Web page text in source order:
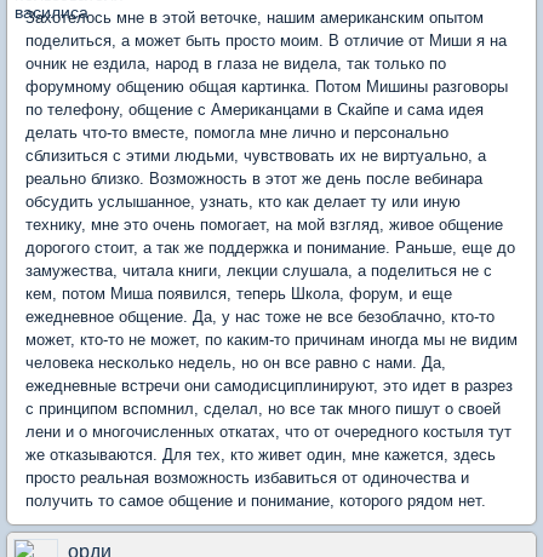
Захотелось мне в этой веточке, нашим американским опытом
поделиться, а может быть просто моим. В отличие от Миши я на
очник не ездила, народ в глаза не видела, так только по
форумному общению общая картинка. Потом Мишины разговоры
по телефону, общение с Американцами в Скайпе и сама идея
делать что-то вместе, помогла мне лично и персонально
сблизиться с этими людьми, чувствовать их не виртуально, а
реально близко. Возможность в этот же день после вебинара
обсудить услышанное, узнать, кто как делает ту или иную
технику, мне это очень помогает, на мой взгляд, живое общение
дорогого стоит, а так же поддержка и понимание. Раньше, еще до
замужества, читала книги, лекции слушала, а поделиться не с
кем, потом Миша появился, теперь Школа, форум, и еще
ежедневное общение. Да, у нас тоже не все безоблачно, кто-то
может, кто-то не может, по каким-то причинам иногда мы не видим
человека несколько недель, но он все равно с нами. Да,
ежедневные встречи они самодисциплинируют, это идет в разрез
с принципом вспомнил, сделал, но все так много пишут о своей
лени и о многочисленных откатах, что от очередного костыля тут
же отказываются. Для тех, кто живет один, мне кажется, здесь
просто реальная возможность избавиться от одиночества и
получить то самое общение и понимание, которого рядом нет.
орди